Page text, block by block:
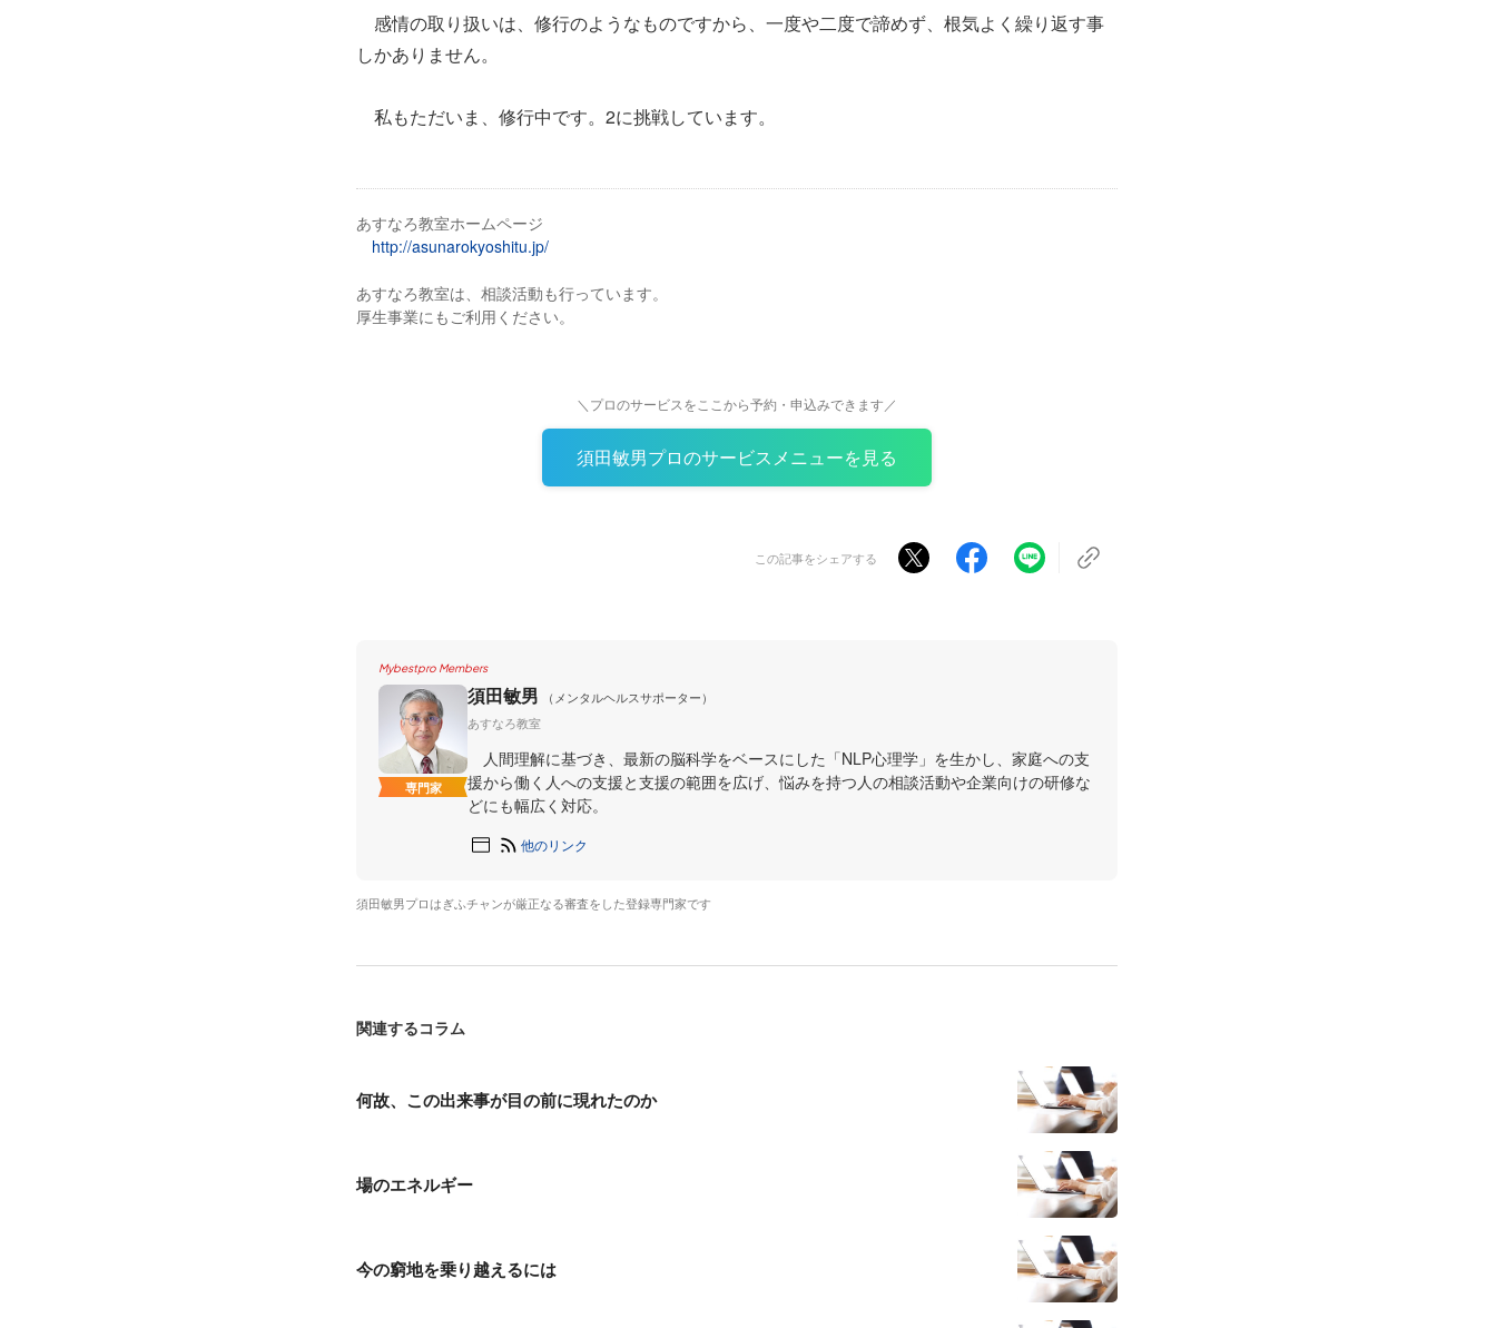
感情の取り扱いは、修行のようなものですから、一度や二度で諦めず、根気よく繰り返す事
しかありません。
私もただいま、修行中です。2に挑戦しています。
あすなろ教室ホームページ
http://asunarokyoshitu.jp/
あすなろ教室は、相談活動も行っています。
厚生事業にもご利用ください。
＼プロのサービスをここから予約・申込みできます／
須田敏男プロのサービスメニューを見る
この記事をシェアする
Mybestpro Members
専門家
須田敏男
（メンタルヘルスサポーター）
あすなろ教室
人間理解に基づき、最新の脳科学をベースにした「NLP心理学」を生かし、家庭への支
援から働く人への支援と支援の範囲を広げ、悩みを持つ人の相談活動や企業向けの研修な
どにも幅広く対応。
他のリンク
須田敏男プロはぎふチャンが厳正なる審査をした登録専門家です
関連するコラム
何故、この出来事が目の前に現れたのか
場のエネルギー
今の窮地を乗り越えるには